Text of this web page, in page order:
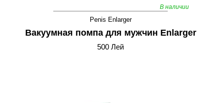
В наличии
Penis Enlarger
Вакуумная помпа для мужчин Enlarger
500 Лей